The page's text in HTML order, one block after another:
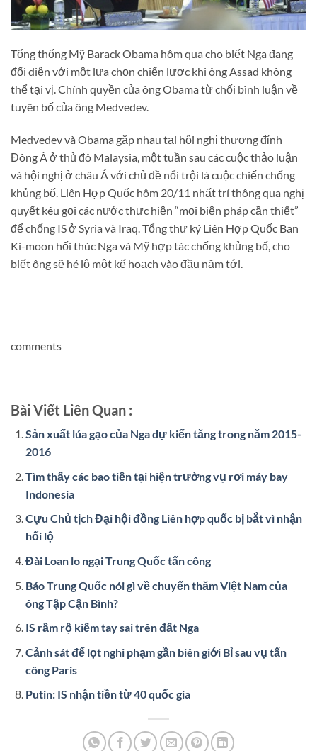
Tổng thống Mỹ Barack Obama hôm qua cho biết Nga đang
đối diện với một lựa chọn chiến lược khi ông Assad không
thể tại vị. Chính quyền của ông Obama từ chối bình luận về
tuyên bố của ông Medvedev.
Medvedev và Obama gặp nhau tại hội nghị thượng đỉnh
Đông Á ở thủ đô Malaysia, một tuần sau các cuộc thảo luận
và hội nghị ở châu Á với chủ đề nổi trội là cuộc chiến chống
khủng bố. Liên Hợp Quốc hôm 20/11 nhất trí thông qua nghị
quyết kêu gọi các nước thực hiện “mọi biện pháp cần thiết”
để chống IS ở Syria và Iraq. Tổng thư ký Liên Hợp Quốc Ban
Ki-moon hối thúc Nga và Mỹ hợp tác chống khủng bố, cho
biết ông sẽ hé lộ một kế hoạch vào đầu năm tới.
comments
Bài Viết Liên Quan :
Sản xuất lúa gạo của Nga dự kiến tăng trong năm 2015-
2016
Tìm thấy các bao tiền tại hiện trường vụ rơi máy bay
Indonesia
Cựu Chủ tịch Đại hội đồng Liên hợp quốc bị bắt vì nhận
hối lộ
Đài Loan lo ngại Trung Quốc tấn công
Báo Trung Quốc nói gì về chuyến thăm Việt Nam của
ông Tập Cận Bình?
IS rầm rộ kiếm tay sai trên đất Nga
Cảnh sát để lọt nghi phạm gần biên giới Bỉ sau vụ tấn
công Paris
Putin: IS nhận tiền từ 40 quốc gia